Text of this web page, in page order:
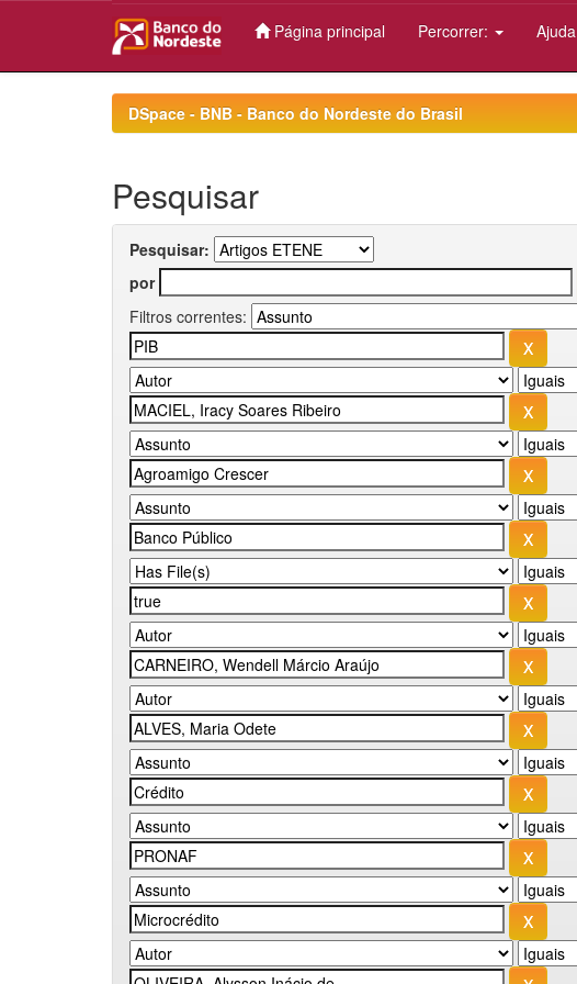
Página principal Percorrer: Ajuda
DSpace - BNB - Banco do Nordeste do Brasil
Pesquisar
Pesquisar:
por
Filtros correntes: